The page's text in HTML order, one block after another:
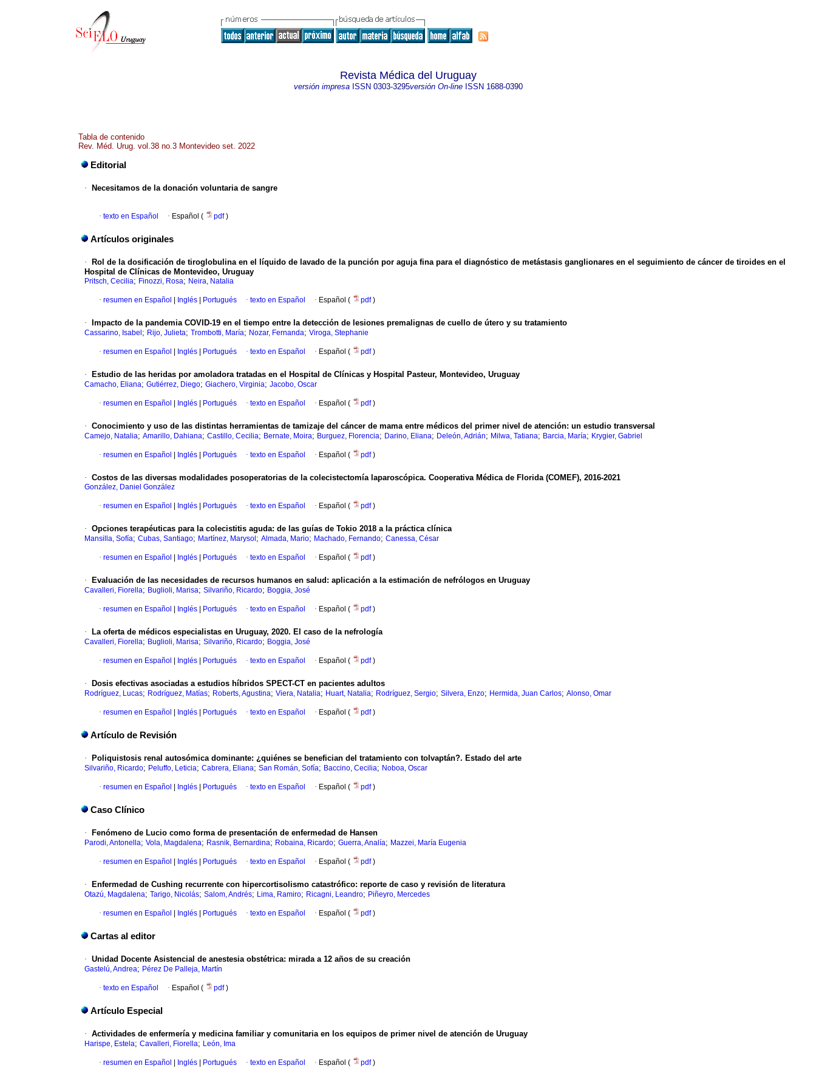
Revista Médica del Uruguay
versión impresaISSN 0303-3295versión On-lineISSN 1688-0390
Tabla de contenido
Rev. Méd. Urug. vol.38 no.3 Montevideo set. 2022
Editorial
· Necesitamos de la donación voluntaria de sangre
· texto en Español · Español ( pdf)
Artículos originales
·
Rol de la dosificación de tiroglobulina en el líquido de lavado de la punción por aguja fina para el diagnóstico de metástasis ganglionares en el seguimiento de cáncer de tiroides en el
Hospital de Clínicas de Montevideo, Uruguay
Pritsch, Cecilia; Finozzi, Rosa; Neira, Natalia
· resumen en Español Inglés Portugués · texto en Español · Español ( pdf)
· Impacto de la pandemia COVID-19 en el tiempo entre la detección de lesiones premalignas de cuello de útero y su tratamiento
Cassarino, Isabel ; Rijo, Julieta; Trombotti, María; Nozar, Fernanda; Viroga, Stephanie
· resumen en Español Inglés Portugués · texto en Español · Español ( pdf)
· Estudio de las heridas por amoladora tratadas en el Hospital de Clínicas y Hospital Pasteur, Montevideo, Uruguay
Camacho, Eliana; Gutiérrez, Diego; Giachero, Virginia; Jacobo, Oscar
· resumen en Español Inglés Portugués · texto en Español · Español ( pdf)
· Conocimiento y uso de las distintas herramientas de tamizaje del cáncer de mama entre médicos del primer nivel de atención: un estudio transversal
Camejo, Natalia; Amarillo, Dahiana; Castillo, Cecilia; Bernate, Moira; Burguez, Florencia; Darino, Eliana; Deleón, Adrián; Milwa, Tatiana; Barcia, María; Krygier, Gabriel
· resumen en Español Inglés Portugués · texto en Español · Español ( pdf)
· Costos de las diversas modalidades posoperatorias de la colecistectomía laparoscópica. Cooperativa Médica de Florida (COMEF), 2016-2021
González, Daniel González
· resumen en Español Inglés Portugués · texto en Español · Español ( pdf)
· Opciones terapéuticas para la colecistitis aguda: de las guías de Tokio 2018 a la práctica clínica
Mansilla, Sofía; Cubas, Santiago; Martínez, Marysol ; Almada, Mario; Machado, Fernando; Canessa, César
· resumen en Español Inglés Portugués · texto en Español · Español ( pdf)
· Evaluación de las necesidades de recursos humanos en salud: aplicación a la estimación de nefrólogos en Uruguay
Cavalleri, Fiorella; Buglioli, Marisa; Silvariño, Ricardo; Boggia, José
· resumen en Español Inglés Portugués · texto en Español · Español ( pdf)
· La oferta de médicos especialistas en Uruguay, 2020. El caso de la nefrología
Cavalleri, Fiorella; Buglioli, Marisa; Silvariño, Ricardo; Boggia, José
· resumen en Español Inglés Portugués · texto en Español · Español ( pdf)
· Dosis efectivas asociadas a estudios híbridos SPECT-CT en pacientes adultos
Rodríguez, Lucas; Rodríguez, Matías; Roberts, Agustina; Viera, Natalia; Huart, Natalia; Rodríguez, Sergio; Silvera, Enzo; Hermida, Juan Carlos; Alonso, Omar
· resumen en Español Inglés Portugués · texto en Español · Español ( pdf)
Artículo de Revisión
· Poliquistosis renal autosómica dominante: ¿quiénes se benefician del tratamiento con tolvaptán?. Estado del arte
Silvariño, Ricardo; Peluffo, Leticia; Cabrera, Eliana; San Román, Sofía; Baccino, Cecilia; Noboa, Oscar
· resumen en Español Inglés Portugués · texto en Español · Español ( pdf)
Caso Clínico
· Fenómeno de Lucio como forma de presentación de enfermedad de Hansen
Parodi, Antonella; Vola, Magdalena; Rasnik, Bernardina; Robaina, Ricardo; Guerra, Analía; Mazzei, María Eugenia
· resumen en Español Inglés Portugués · texto en Español · Español ( pdf)
· Enfermedad de Cushing recurrente con hipercortisolismo catastrófico: reporte de caso y revisión de literatura
Otazú, Magdalena; Tarigo, Nicolás; Salom, Andrés; Lima, Ramiro; Ricagni, Leandro; Piñeyro, Mercedes
· resumen en Español Inglés Portugués · texto en Español · Español ( pdf)
Cartas al editor
· Unidad Docente Asistencial de anestesia obstétrica: mirada a 12 años de su creación
Gastelú, Andrea; Pérez De Palleja, Martín
· texto en Español · Español ( pdf)
Artículo Especial
· Actividades de enfermería y medicina familiar y comunitaria en los equipos de primer nivel de atención de Uruguay
Harispe, Estela; Cavalleri, Fiorella; León, Ima
· resumen en Español Inglés Portugués · texto en Español · Español ( pdf)